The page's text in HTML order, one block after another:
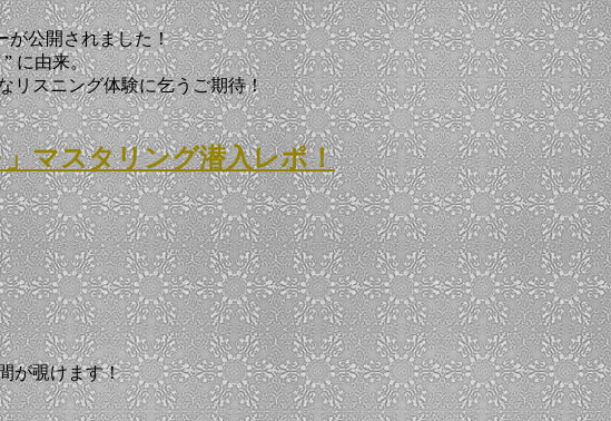
が公開されました！
に由来。
リスニング体験に乞うご期待！
」マスタリング潜入レポ！
が覗けます！